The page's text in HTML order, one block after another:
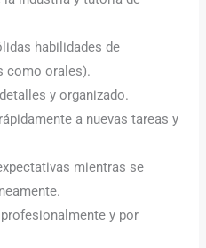
habilidades de
como orales).
y organizado.
a nuevas tareas y
mientras se
y por